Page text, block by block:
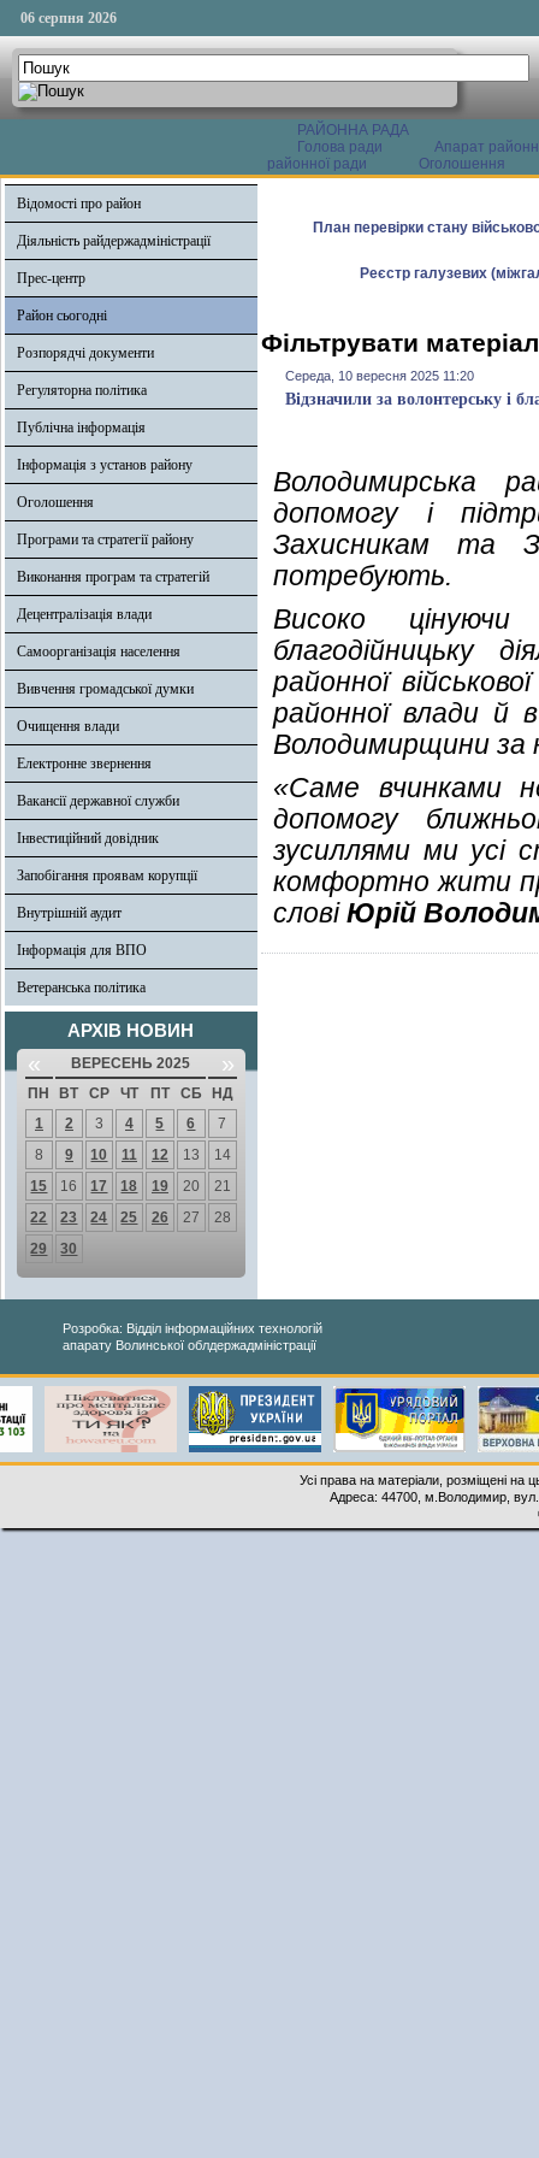
06 серпня 2026
РАЙОННА РАДА
Голова ради
Апарат
районної ради
Оголошення
Відомості про район
Діяльність райдержадміністрації
Прес-центр
Район сьогодні
Розпорядчі документи
Регуляторна політика
Публічна інформація
Інформація з установ району
Оголошення
Програми та стратегії району
Виконання програм та стратегій
Децентралізація влади
Самоорганізація населення
Вивчення громадської думки
Очищення влади
Електронне звернення
Вакансії державної служби
Інвестиційний довідник
Запобігання проявам корупції
Внутрішній аудит
Інформація для ВПО
Ветеранська політика
АРХІВ НОВИН
« ВЕРЕСЕНЬ 2025 »
ПН ВТ СР ЧТ ПТ СБ
НД
1
2 3 4 5 6
7
8
9 10 11 12 13
14
15
16 17 18 19 20
21
22
23 24 25 26 27
28
29
30
План перевірки стану
Реєстр галузевих
Фільтрувати
Середа, 10 вересня 2025 11:20
Відзначили за волонтерську і
Володимирська
допомогу і
Захисникам та
потребують.
Високо
благодійницьку
районної
районної влади й
Володимирщини за
«Саме вчинками
допомогу
зусиллями ми усі
комфортно жити
словіЮрій
Розробка: Відділ інформаційних технологій
апарату Волинської облдержадміністрації
Усі права на матеріали, розміщені на
Адреса: 44700, м.Володимир,